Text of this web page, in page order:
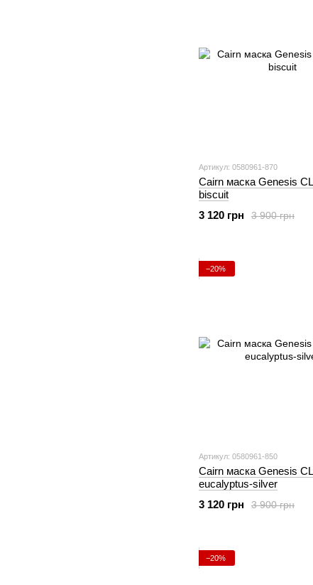
Артикул: 0580961-870
Cairn маска Genesis
biscuit
3 900 грн
3 120 грн
−20%
Артикул: 0580961-850
Cairn маска Genesis
eucalyptus-silver
3 900 грн
3 120 грн
−20%